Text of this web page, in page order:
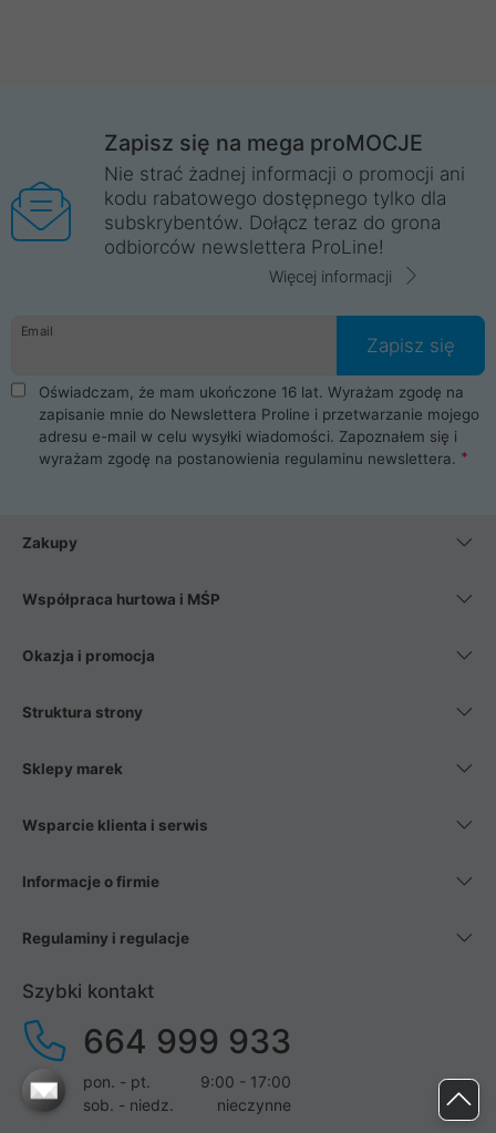
Zapisz się na mega proMOCJE
Nie strać żadnej informacji o promocji ani
kodu rabatowego dostępnego tylko dla
subskrybentów. Dołącz teraz do grona
odbiorców newslettera ProLine!
Więcej informacji
Email
Zapisz się
Oświadczam, że mam ukończone 16 lat. Wyrażam zgodę na
zapisanie mnie do Newslettera Proline i przetwarzanie mojego
adresu e-mail w celu wysyłki wiadomości. Zapoznałem się i
wyrażam zgodę na postanowienia regulaminu newslettera.
Zakupy
Współpraca hurtowa i MŚP
Okazja i promocja
Struktura strony
Sklepy marek
Wsparcie klienta i serwis
Informacje o firmie
Regulaminy i regulacje
Szybki kontakt
664 999 933
pon. - pt.
9:00 - 17:00
sob. - niedz.
nieczynne